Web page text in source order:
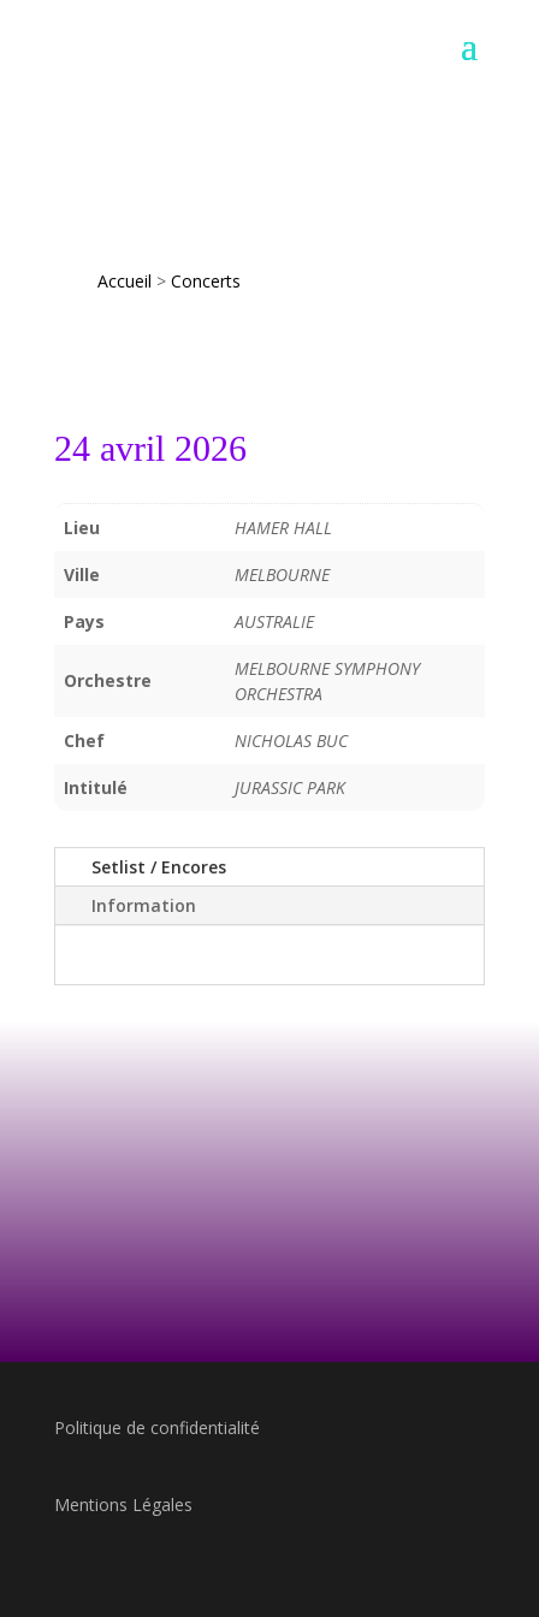
Accueil > Concerts
24 avril 2026
Lieu HAMER HALL
Ville MELBOURNE
Pays AUSTRALIE
Orchestre
MELBOURNE SYMPHONY
ORCHESTRA
Chef NICHOLAS BUC
Intitulé JURASSIC PARK
Setlist / Encores
Information
Politique de confidentialité
Mentions Légales